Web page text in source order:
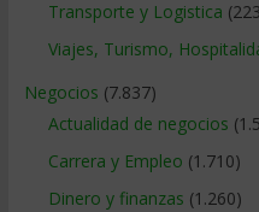
Transporte y Logistica
Viajes, Turismo,
Negocios (7.837)
Actualidad de negocios
Carrera y Empleo (1.710)
Dinero y finanzas (1.260)